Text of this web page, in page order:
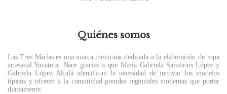
Quiénes somos
Las Tres Marías es una marca mexicana dedicada a la elaboración de ropa
artesanal Yucateca. Nace gracias a que María Gabriela Sanabrais López y
Gabriela López Alcalá identifican la necesidad de innovar los modelos
típicos y ofrecer a la comunidad prendas regionales modernas que portar
diariamente.